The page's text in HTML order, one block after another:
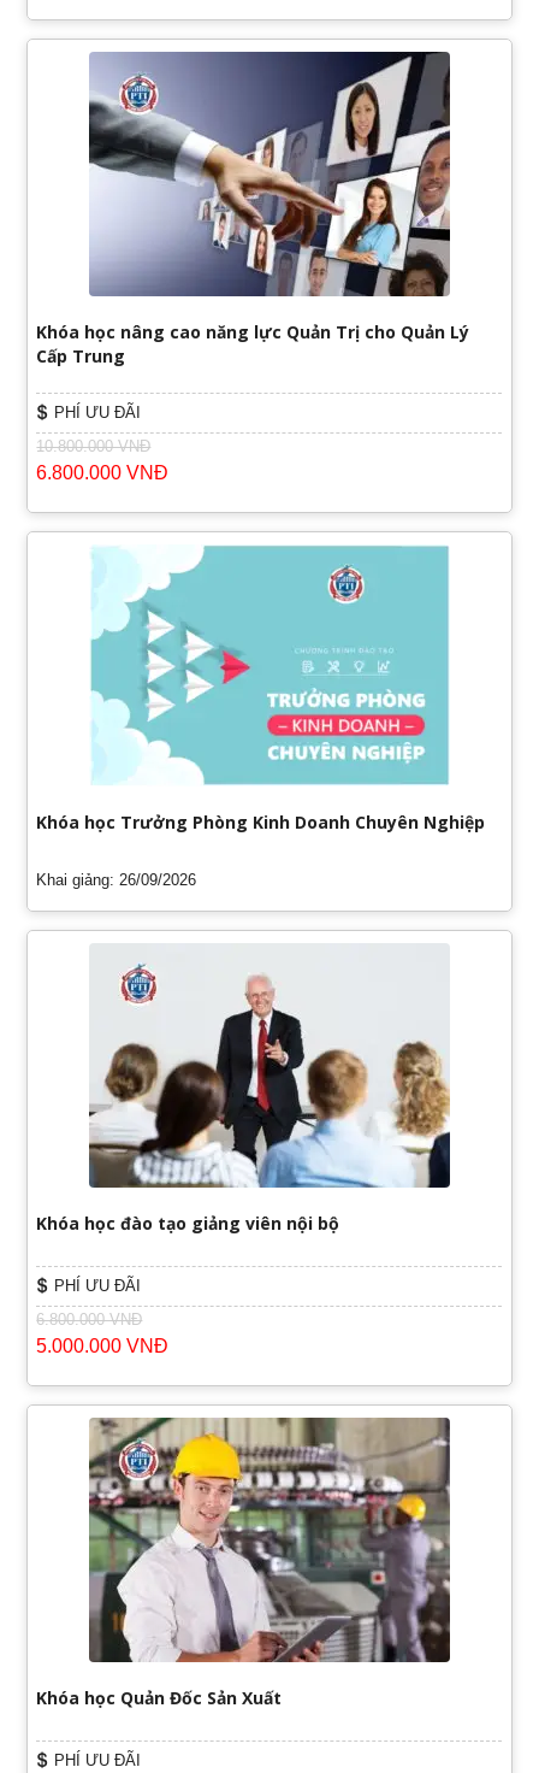
Khóa học nâng cao năng lực Quản Trị cho Quản Lý
Cấp Trung
PHÍ ƯU ĐÃI
10.800.000 VNĐ
6.800.000 VNĐ
Khóa học Trưởng Phòng Kinh Doanh Chuyên Nghiệp
Khai giảng: 26/09/2026
Khóa học đào tạo giảng viên nội bộ
PHÍ ƯU ĐÃI
6.800.000 VNĐ
5.000.000 VNĐ
Khóa học Quản Đốc Sản Xuất
PHÍ ƯU ĐÃI